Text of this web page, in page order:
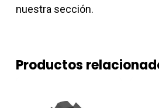
nuestra sección.
Productos